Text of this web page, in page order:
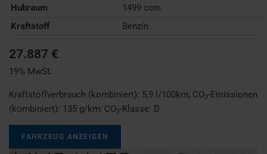
Hubraum
1499 ccm
Kraftstoff
Benzin
27.887 €
19% MwSt.
Kraftstoffverbrauch (kombiniert): 5,9 l/100km; CO2-Emissionen
(kombiniert): 135 g/km; CO2-Klasse: D
FAHRZEUG ANZEIGEN